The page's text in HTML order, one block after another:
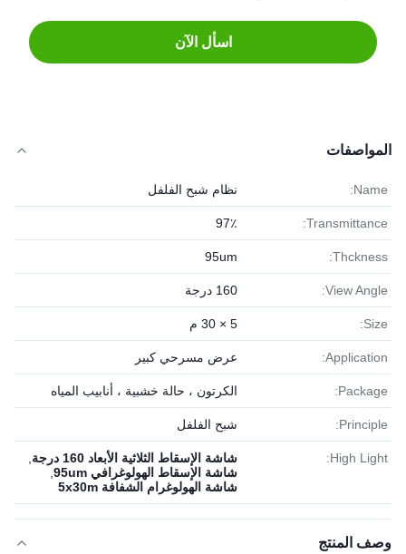
اسأل الآن
المواصفات
Name: نظام شبح الفلفل
Transmittance: 97٪
Thckness:
95um
View Angle: 160 درجة
Size: 5 × 30 م
Application: عرض مسرحي كبير
Package: الكرتون ، حالة خشبية ، أنابيب المياه
Principle: شبح الفلفل
High Light: شاشة الإسقاط الثلاثية الأبعاد 160 درجة
شاشة الإسقاط الهولوغرافي 95um
شاشة الهولوغرام الشفافة 5x30m
وصف المنتج